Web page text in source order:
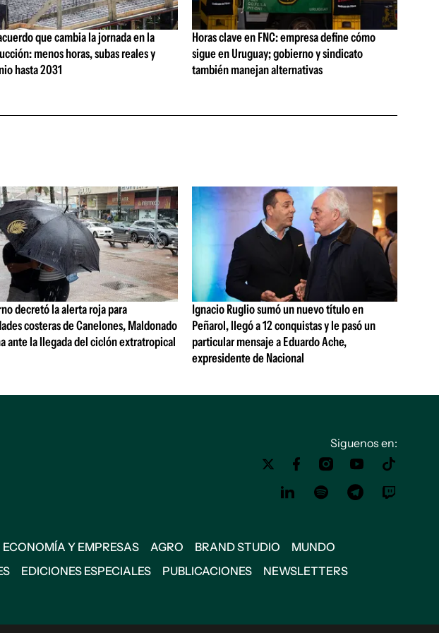
que cambia la jornada en la
menos horas, subas reales y
hasta 2031
Horas clave en FNC: empresa define cómo
sigue en Uruguay; gobierno y sindicato
también manejan alternativas
decretó la alerta roja para
costeras de Canelones, Maldonado
ante la llegada del ciclón extratropical
Ignacio Ruglio sumó un nuevo título en
Peñarol, llegó a 12 conquistas y le pasó un
particular mensaje a Eduardo Ache,
expresidente de Nacional
Siguenos en:
ECONOMÍA Y EMPRESAS AGRO BRAND STUDIO
MUNDO
EDICIONES ESPECIALES PUBLICACIONES
NEWSLETTERS